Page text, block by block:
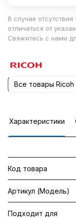
В случае
отличаться от
Свяжитесь с нами
Все товары Ricoh
Характеристики
Код товара
Артикул (Модель)
Подходит для